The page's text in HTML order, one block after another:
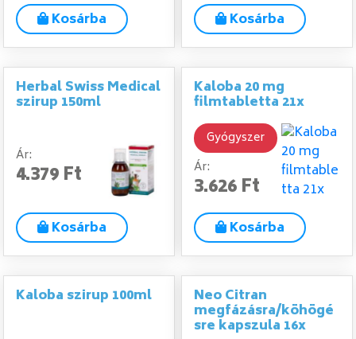
Kosárba Kosárba
Herbal Swiss Medical
szirup 150ml
Ár:
4.379 Ft
Kosárba
Kaloba 20 mg
filmtabletta 21x
Gyógyszer
Ár:
3.626 Ft
Kosárba
Kaloba szirup 100ml Neo Citran
megfázásra/köhögé
sre kapszula 16x